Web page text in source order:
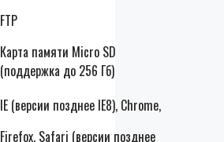
FTP
Карта памяти Micro SD
(поддержка до 256 Гб)
IE (версии позднее IE8), Chrome,
Firefox, Safari (версии позднее